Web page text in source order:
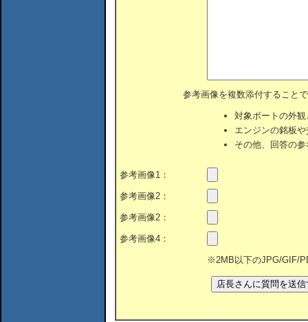
参考画像を複数添付すること
対象ボートの外
エンジンの銘板
その他、回答の
参考画像1：
参考画像2：
参考画像2：
参考画像4：
※2MB以下のJPG/GIF/